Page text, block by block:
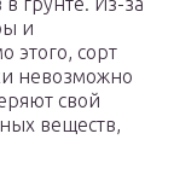
и
этого, сорт
невозможно
свой
веществ,